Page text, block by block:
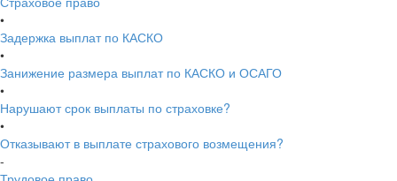
•
Задержка выплат по КАСКО
•
Занижение размера выплат по КАСКО и ОСАГО
•
Нарушают срок выплаты по страховке?
•
Отказывают в выплате страхового возмещения?
-